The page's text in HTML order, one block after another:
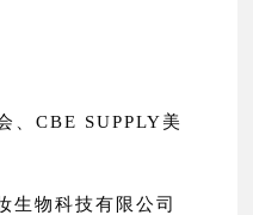
、CBE SUPPLY美
生物科技有限公司